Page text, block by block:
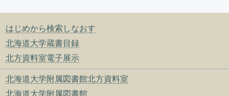
はじめから検索しなおす
北海道大学蔵書目録
北方資料室電子展示
北海道大学附属図書館北方資料室
北海道大学附属図書館